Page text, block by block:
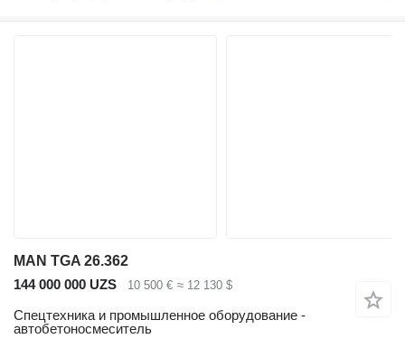
MAN TGA 26.362
144 000 000 UZS
10 500 € ≈ 12 130 $
Спецтехника и промышленное оборудование -
автобетоносмеситель